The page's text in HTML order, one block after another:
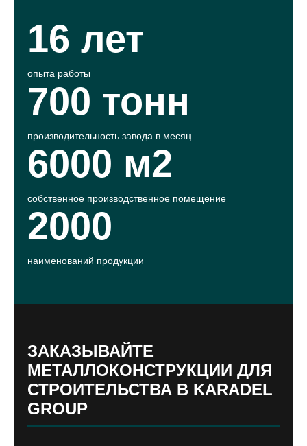
16 лет
опыта работы
700 тонн
производительность завода в месяц
6000 м2
собственное производственное помещение
2000
наименований продукции
ЗАКАЗЫВАЙТЕ
МЕТАЛЛОКОНСТРУКЦИИ ДЛЯ
СТРОИТЕЛЬСТВА В KARADEL
GROUP